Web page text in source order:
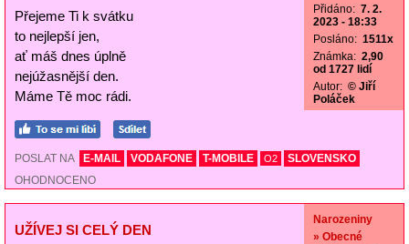
Přejeme Ti k svátku
to nejlepší jen,
ať máš dnes úplně
nejúžasnější den.
Máme Tě moc rádi.
Přidáno: 7. 2.
2023 - 18:33
Posláno: 1511x
Známka: 2,90
od 1727 lidí
Autor: © Jiří
Poláček
POSLAT NA E-MAIL VODAFONE T-MOBILE O2
SLOVENSKO
OHODNOCENO
UŽÍVEJ SI CELÝ DEN
Narozeniny
» Obecné